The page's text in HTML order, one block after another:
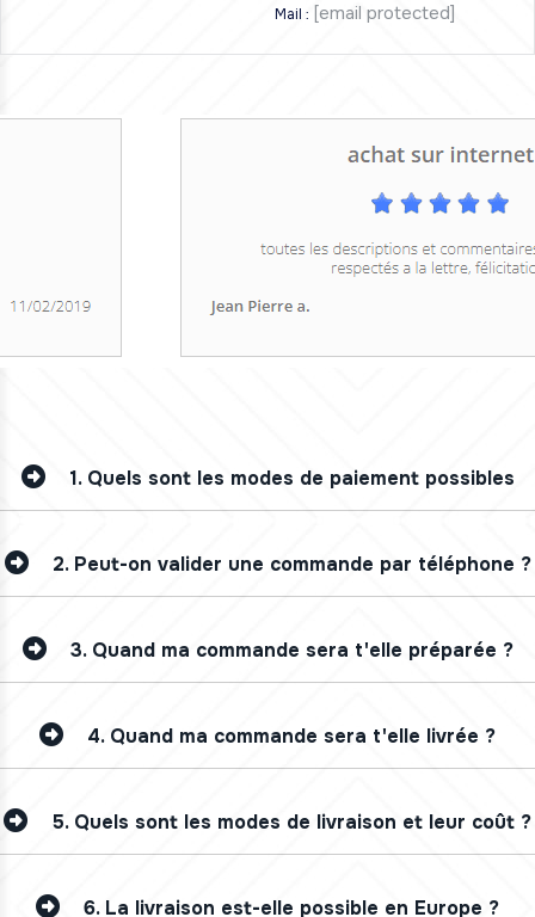
Mail : [email protected]
1. Quels sont les modes de paiement possibles
2. Peut-on valider une commande par téléphone ?
3. Quand ma commande sera t'elle préparée ?
4. Quand ma commande sera t'elle livrée ?
5. Quels sont les modes de livraison et leur coût ?
6. La livraison est-elle possible en Europe ?